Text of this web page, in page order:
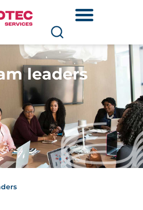
leaders